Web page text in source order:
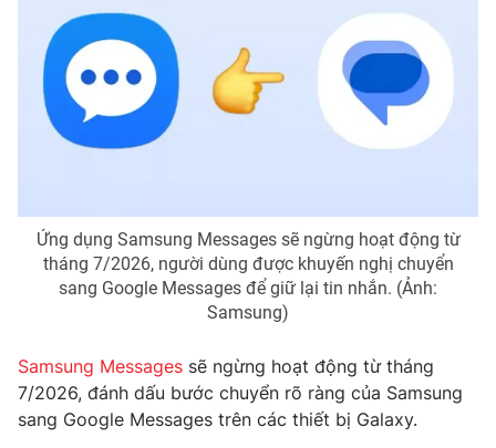
Thị trường
Góc doanh nghiệp
Truyền hình
Phim VTV
Hậu trường
Khán giả
Giải sao mai
Giải trí
Sao
Du lịch
Làm đẹp
Giáo dục
Tuyển sinh
Hitech Công nghệ tương lai
Sản phẩm
Giao lưu trực tuyến
Ứng dụng Samsung Messages sẽ ngừng hoạt động từ
tháng 7/2026, người dùng được khuyến nghị chuyển
sang Google Messages để giữ lại tin nhắn. (Ảnh:
Samsung)
Samsung Messages sẽ ngừng hoạt động từ tháng
7/2026, đánh dấu bước chuyển rõ ràng của Samsung
sang Google Messages trên các thiết bị Galaxy.